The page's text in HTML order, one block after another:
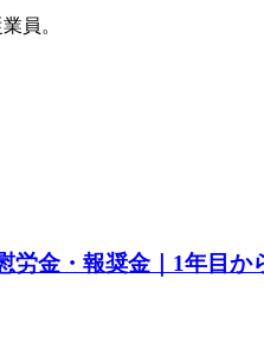
員。
金・報奨金｜1年目